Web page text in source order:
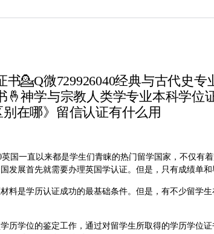
💁Q微729926040经典与古代史
神学与宗教人类学专业本科学位
在哪》留信认证有什么用
英国一直以来都是学生们青睐的热门留学国家，不仅
发展首先就需要办理英国学认证。但是，只有成绩单
料是学历认证成功的最基础条件。但是，有不少留学
历学位的鉴定工作，通过对留学生所取得的学历学位